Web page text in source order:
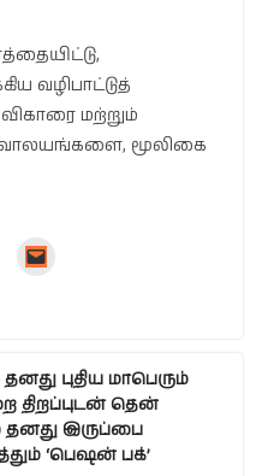
வழிபாட்டுத்
மற்றும்
மூலிகை
புதிய மாபெரும்
திறப்புடன் தென்
தனது இருப்பை
‘பெஷன் பக்’